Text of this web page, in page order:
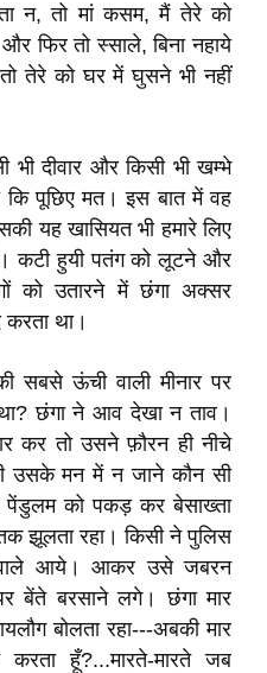
न, तो मां कसम, मैं तेरे को
और फिर तो स्साले, बिना नहाये
तेरे को घर में घुसने भी नहीं
भी दीवार और किसी भी खम्भे
कि पूछिए मत। इस बात में वह
यह खासियत भी हमारे लिए
कटी हुयी पतंग को लूटने और
को उतारने में छंगा अक्सर
करता था।
सबसे ऊंची वाली मीनार पर
छंगा ने आव देखा न ताव।
कर तो उसने फ़ौरन ही नीचे
उसके मन में न जाने कौन सी
पेंडुलम को पकड़ कर बेसाख्ता
झूलता रहा। किसी ने पुलिस
वाले आये। आकर उसे जबरन
बेंते बरसाने लगे। छंगा मार
बोलता रहा---अबकी मार
हूँ?...मारते-मारते जब